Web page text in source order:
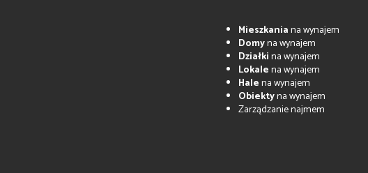
Mieszkaniana wynajem
Domyna wynajem
Działkina wynajem
Lokalena wynajem
Halena wynajem
Obiektyna wynajem
Zarządzanie najmem